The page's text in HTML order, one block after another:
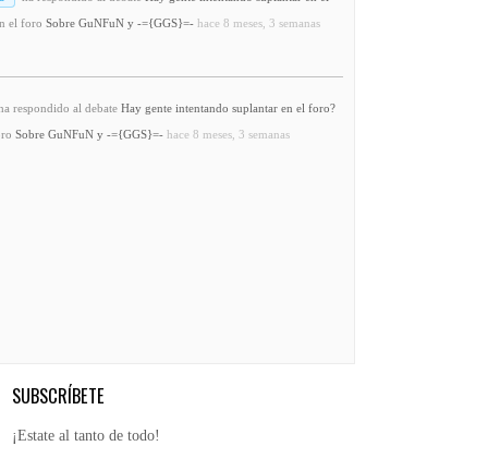
el foro Sobre GuNFuN y -={GGS}=- hace 8 meses, 3 semanas
respondido al debate Hay gente intentando suplantar en el foro?
Sobre GuNFuN y -={GGS}=- hace 8 meses, 3 semanas
SUBSCRÍBETE
¡Estate al tanto de todo!